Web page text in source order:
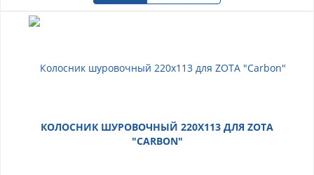
КОЛОСНИК ШУРОВОЧНЫЙ 220Х113 ДЛЯ ZOTA
"CARBON"